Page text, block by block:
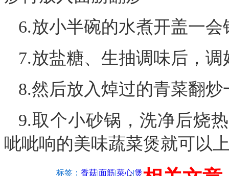
6.放小半碗的水煮开盖一会
7.放盐糖、生抽调味后，
8.然后放入焯过的青菜翻炒
9.取个小砂锅，洗净后烧
呲呲响的美味蔬菜煲就可以
标签： 香菇|面筋|菜心|煲